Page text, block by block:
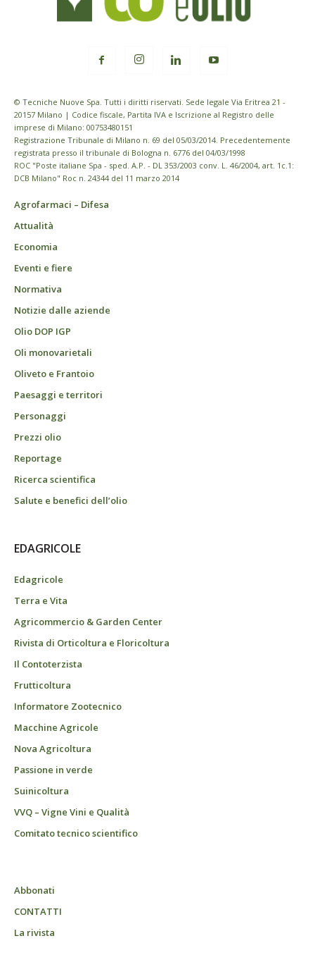
© Tecniche Nuove Spa. Tutti i diritti riservati. Sede legale Via Eritrea 21 -
20157 Milano | Codice fiscale, Partita IVA e Iscrizione al Registro delle
imprese di Milano: 00753480151
Registrazione Tribunale di Milano n. 69 del 05/03/2014. Precedentemente
registrata presso il tribunale di Bologna n. 6776 del 04/03/1998
ROC "Poste italiane Spa - sped. A.P. - DL 353/2003 conv. L. 46/2004, art. 1c.1:
DCB Milano" Roc n. 24344 del 11 marzo 2014
Agrofarmaci – Difesa
Attualità
Economia
Eventi e fiere
Normativa
Notizie dalle aziende
Olio DOP IGP
Oli monovarietali
Oliveto e Frantoio
Paesaggi e territori
Personaggi
Prezzi olio
Reportage
Ricerca scientifica
Salute e benefici dell’olio
EDAGRICOLE
Edagricole
Terra e Vita
Agricommercio & Garden Center
Rivista di Orticoltura e Floricoltura
Il Contoterzista
Frutticoltura
Informatore Zootecnico
Macchine Agricole
Nova Agricoltura
Passione in verde
Suinicoltura
VVQ – Vigne Vini e Qualità
Comitato tecnico scientifico
Abbonati
CONTATTI
La rivista